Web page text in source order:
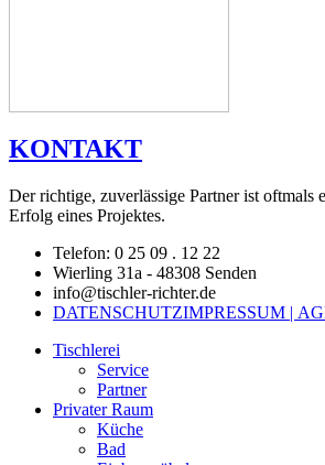
KONTAKT
Der richtige, zuverlässige Partner ist oftmals
Erfolg eines Projektes.
Telefon: 0 25 09 . 12 22
Wierling 31a - 48308 Senden
info@tischler-richter.de
DATENSCHUTZIMPRESSUM |
Tischlerei
Service
Partner
Privater Raum
Küche
Bad